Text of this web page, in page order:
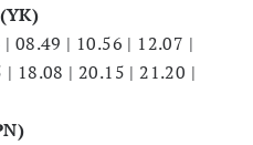
08.49 | 10.56 | 12.07 |
| 18.08 | 20.15 | 21.20 |